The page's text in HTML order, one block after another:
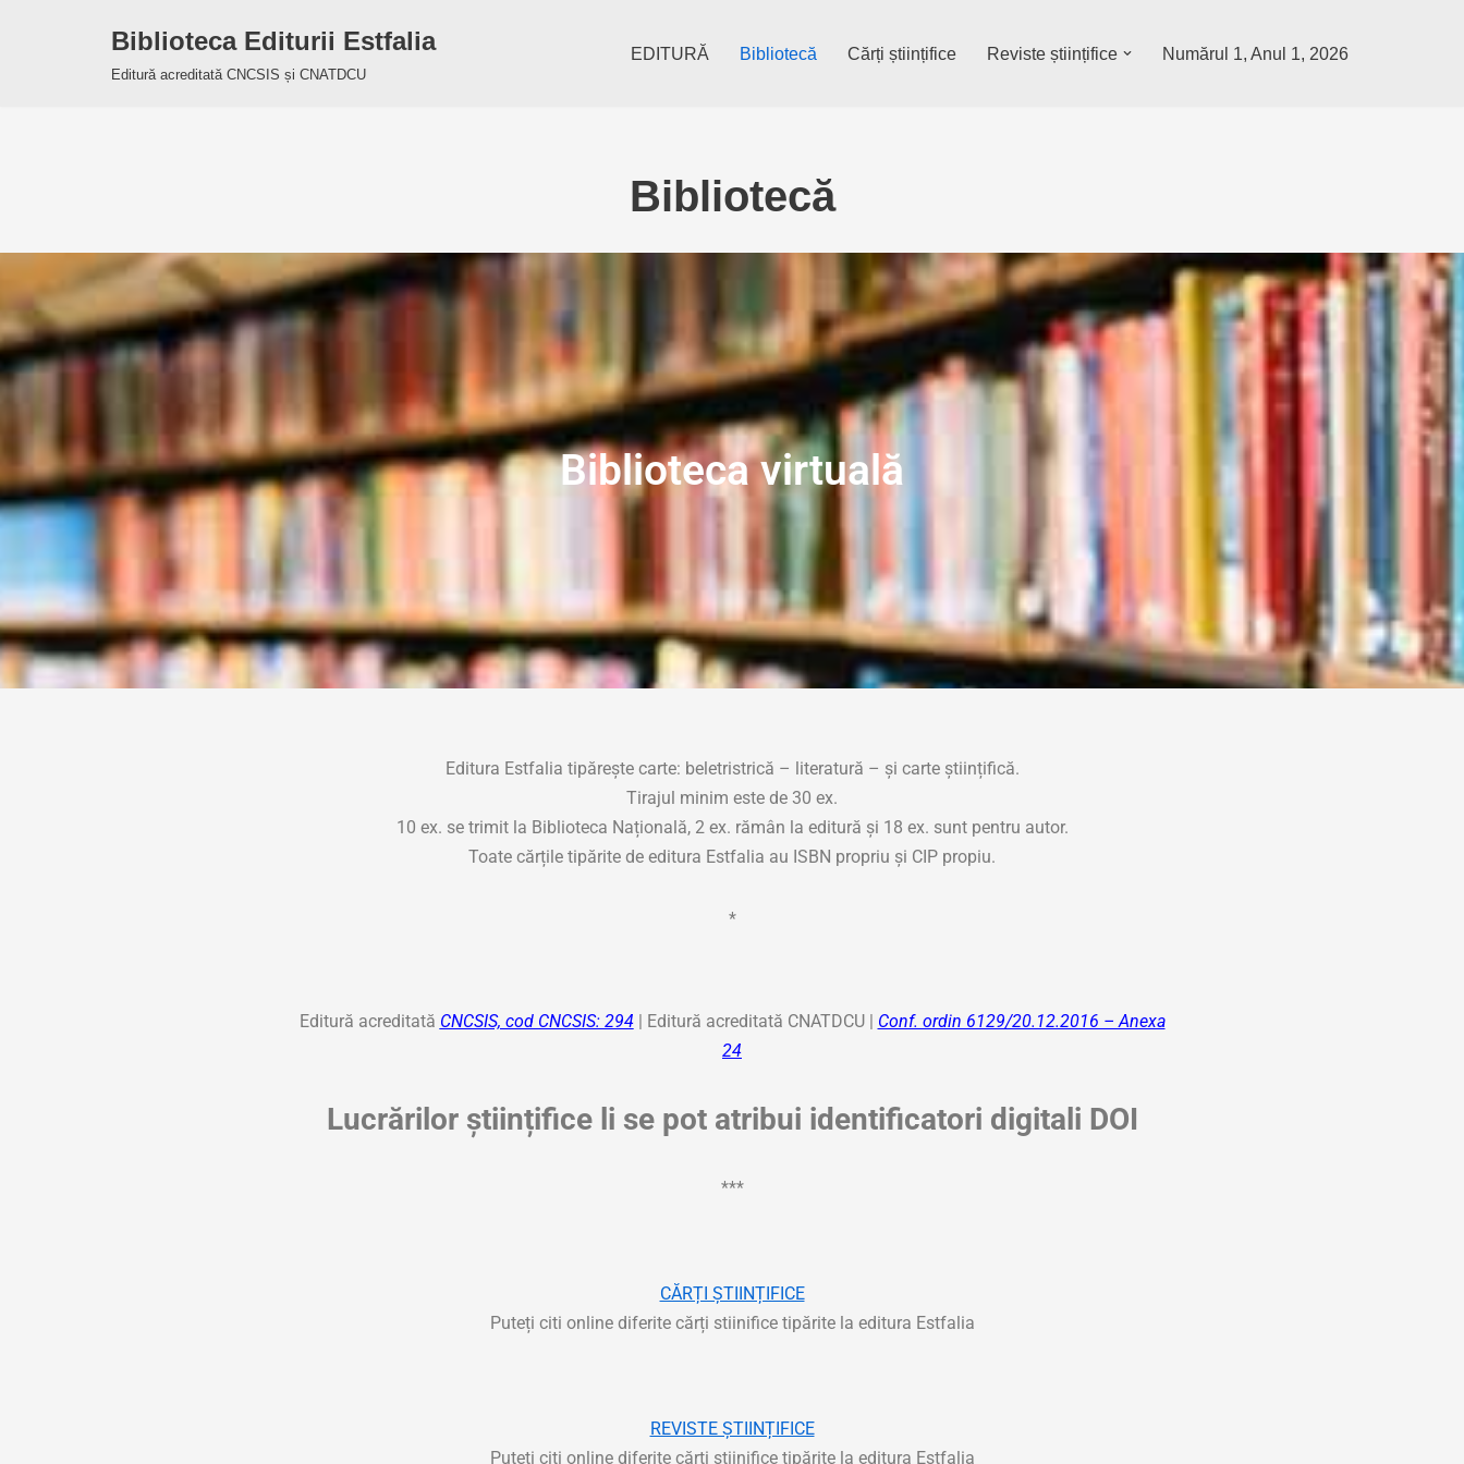
Biblioteca Editurii Estfalia
Editură acreditată CNCSIS și CNATDCU
EDITURĂ Bibliotecă Cărți științifice Reviste științifice Numărul 1, Anul 1, 2026
Bibliotecă
Biblioteca virtuală
Editura Estfalia tipărește carte: beletristrică – literatură – și carte științifică.
Tirajul minim este de 30 ex.
10 ex. se trimit la Biblioteca Națională, 2 ex. rămân la editură și 18 ex. sunt pentru autor.
Toate cărțile tipărite de editura Estfalia au ISBN propriu și CIP propiu.
*
Editură acreditată CNCSIS, cod CNCSIS: 294| Editură acreditată CNATDCU | Conf. ordin 6129/20.12.2016 – Anexa
24
Lucrărilor științifice li se pot atribui identificatori digitali DOI
***
CĂRȚI ȘTIINȚIFICE
Puteți citi online diferite cărți stiinifice tipărite la editura Estfalia
REVISTE ȘTIINȚIFICE
Puteți citi online diferite cărți stiinifice tipărite la editura Estfalia